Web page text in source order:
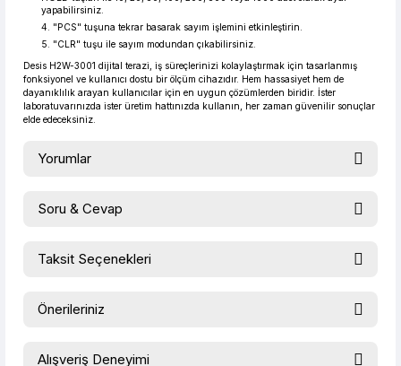
yapabilirsiniz.
"PCS" tuşuna tekrar basarak sayım işlemini etkinleştirin.
"CLR" tuşu ile sayım modundan çıkabilirsiniz.
Desis H2W-3001 dijital terazi, iş süreçlerinizi kolaylaştırmak için tasarlanmış
fonksiyonel ve kullanıcı dostu bir ölçüm cihazıdır. Hem hassasiyet hem de
dayanıklılık arayan kullanıcılar için en uygun çözümlerden biridir. İster
laboratuvarınızda ister üretim hattınızda kullanın, her zaman güvenilir sonuçlar
elde edeceksiniz.
Yorumlar
Soru & Cevap
Taksit Seçenekleri
Önerileriniz
Alışveriş Deneyimi